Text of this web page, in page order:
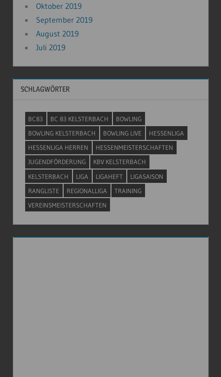
Oktober 2019
September 2019
August 2019
Juli 2019
SCHLAGWÖRTER
BC83 BC 83 KELSTERBACH
BOWLING
BOWLING KELSTERBACH
BOWLING LIVE
HESSENLIGA
HESSENLIGA HERREN
HESSENMEISTERSCHAFTEN
JUGENDFÖRDERUNG
KBV KELSTERBACH
KELSTERBACH
LIGA LIGAHEFT
LIGASAISON
RANGLISTE
REGIONALLIGA
TRAINING
VEREINSMEISTERSCHAFTEN